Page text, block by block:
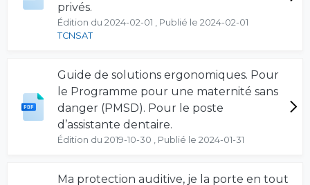
privés.
Édition du 2024-02-01 , Publié le 2024-02-01
TCNSAT
Guide de solutions ergonomiques. Pour
le Programme pour une maternité sans
danger (PMSD). Pour le poste
d’assistante dentaire.
Édition du 2019-10-30 , Publié le 2024-01-31
Ma protection auditive, je la porte en tout